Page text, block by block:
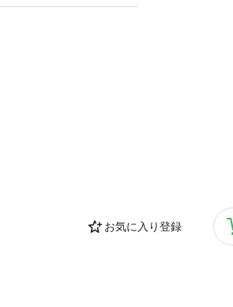
お気に入り登録
がフラワーパーク、江
中心に、今シーズン話題
画1 】10th アニバーサリ
】新時代のイルミネーシ
ョンカタログ【 コラム等